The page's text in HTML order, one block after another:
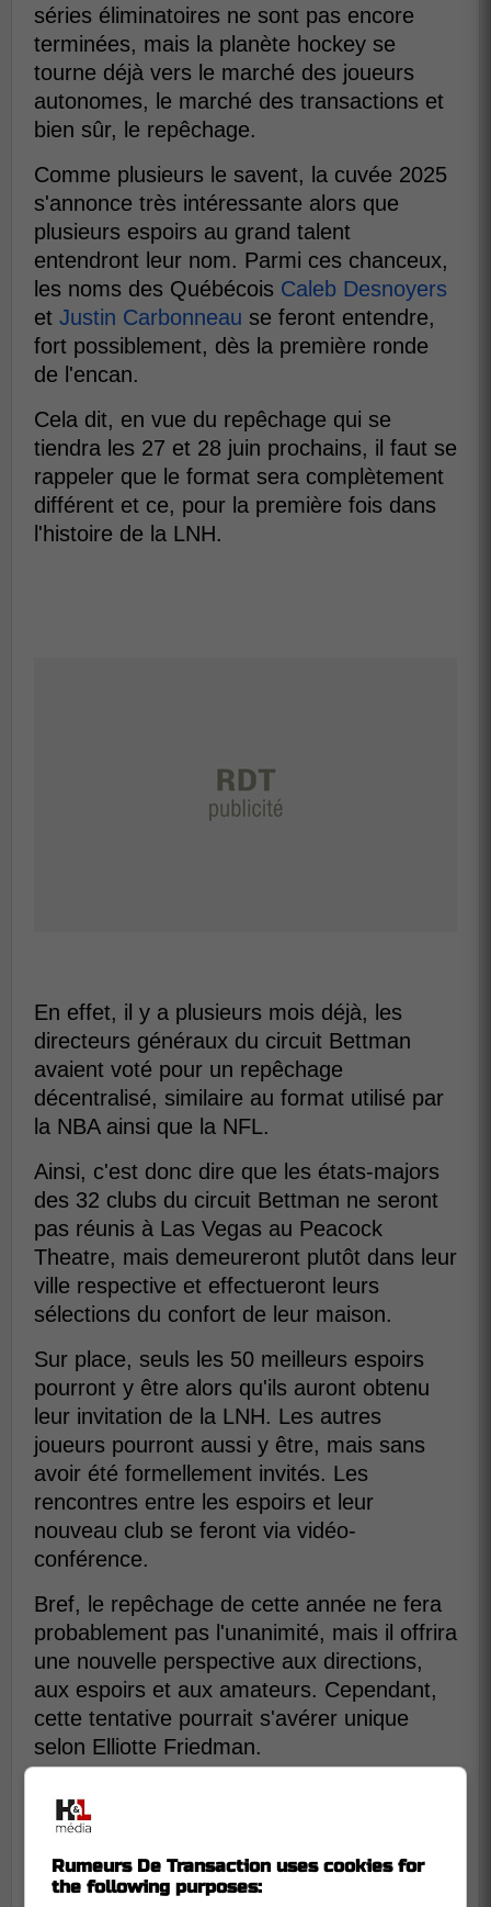
séries éliminatoires ne sont pas encore
terminées, mais la planète hockey se
tourne déjà vers le marché des joueurs
autonomes, le marché des transactions et
bien sûr, le repêchage.
Comme plusieurs le savent, la cuvée 2025
s'annonce très intéressante alors que
plusieurs espoirs au grand talent
entendront leur nom. Parmi ces chanceux,
les noms des Québécois Caleb Desnoyers
et Justin Carbonneau se feront entendre,
fort possiblement, dès la première ronde
de l'encan.
Cela dit, en vue du repêchage qui se
tiendra les 27 et 28 juin prochains, il faut se
rappeler que le format sera complètement
différent et ce, pour la première fois dans
l'histoire de la LNH.
En effet, il y a plusieurs mois déjà, les
directeurs généraux du circuit Bettman
avaient voté pour un repêchage
décentralisé, similaire au format utilisé par
la NBA ainsi que la NFL.
Ainsi, c'est donc dire que les états-majors
des 32 clubs du circuit Bettman ne seront
pas réunis à Las Vegas au Peacock
Theatre, mais demeureront plutôt dans leur
ville respective et effectueront leurs
sélections du confort de leur maison.
Sur place, seuls les 50 meilleurs espoirs
pourront y être alors qu'ils auront obtenu
leur invitation de la LNH. Les autres
joueurs pourront aussi y être, mais sans
avoir été formellement invités. Les
rencontres entre les espoirs et leur
nouveau club se feront via vidéo-
conférence.
Bref, le repêchage de cette année ne fera
probablement pas l'unanimité, mais il offrira
une nouvelle perspective aux directions,
aux espoirs et aux amateurs. Cependant,
cette tentative pourrait s'avérer unique
selon Elliotte Friedman.
Rumeurs De Transaction uses cookies for
the following purposes: